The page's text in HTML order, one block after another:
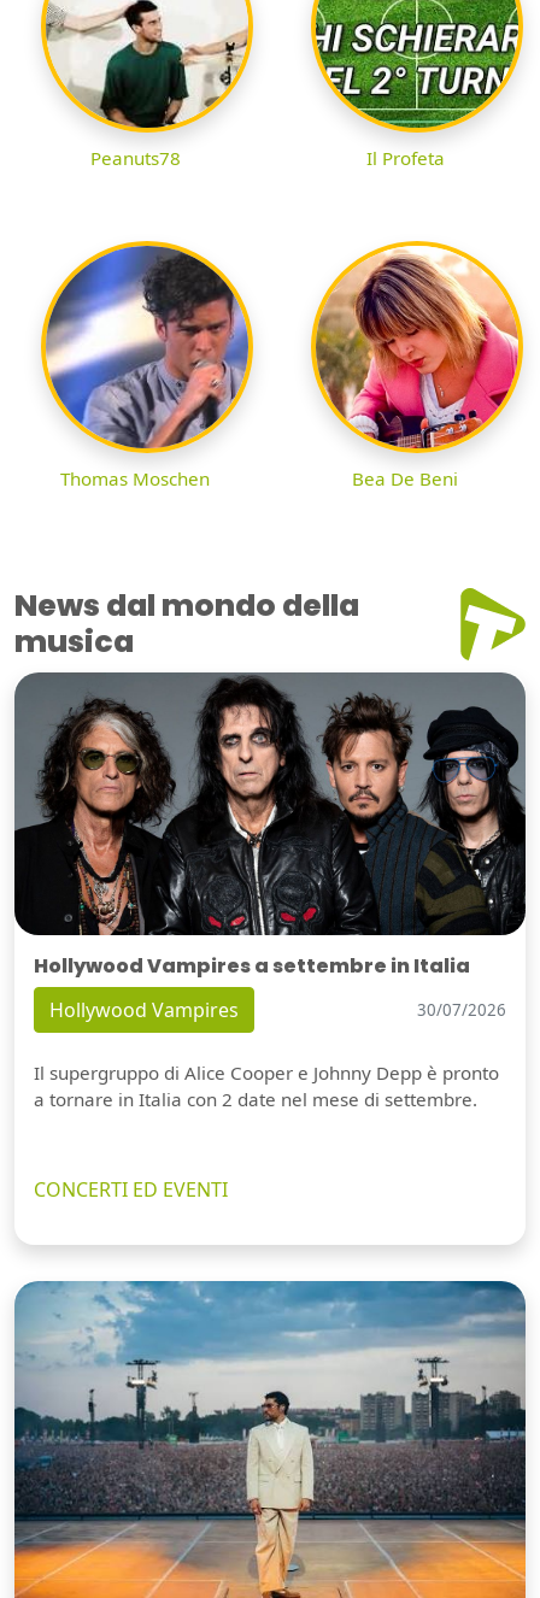
Peanuts78 Il Profeta
Thomas Moschen Bea De Beni
News dal mondo della
musica
Hollywood Vampires a settembre in Italia
Hollywood Vampires 30/07/2026
Il supergruppo di Alice Cooper e Johnny Depp è pronto
a tornare in Italia con 2 date nel mese di settembre.
CONCERTI ED EVENTI